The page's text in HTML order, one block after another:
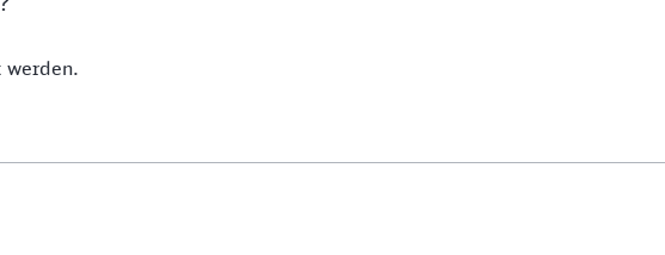
werden.